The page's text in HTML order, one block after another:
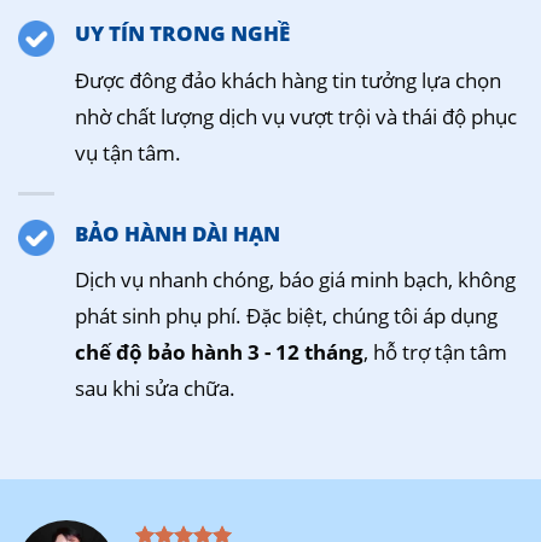
UY TÍN TRONG NGHỀ
Được đông đảo khách hàng tin tưởng lựa chọn
nhờ chất lượng dịch vụ vượt trội và thái độ phục
vụ tận tâm.
BẢO HÀNH DÀI HẠN
Dịch vụ nhanh chóng, báo giá minh bạch, không
phát sinh phụ phí. Đặc biệt, chúng tôi áp dụng
chế độ bảo hành 3 - 12 tháng, hỗ trợ tận tâm
sau khi sửa chữa.